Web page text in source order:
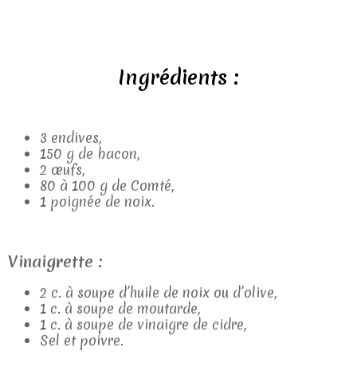
Ingrédients :
3 endives,
150 g de bacon,
2 œufs,
80 à 100 g de Comté,
1 poignée de noix.
Vinaigrette :
2 c. à soupe d’huile de noix ou d’olive,
1 c. à soupe de moutarde,
1 c. à soupe de vinaigre de cidre,
Sel et poivre.